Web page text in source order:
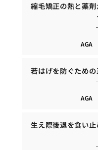
縮毛矯正の熱と薬
AGA
若はげを防ぐため
AGA
生え際後退を食い